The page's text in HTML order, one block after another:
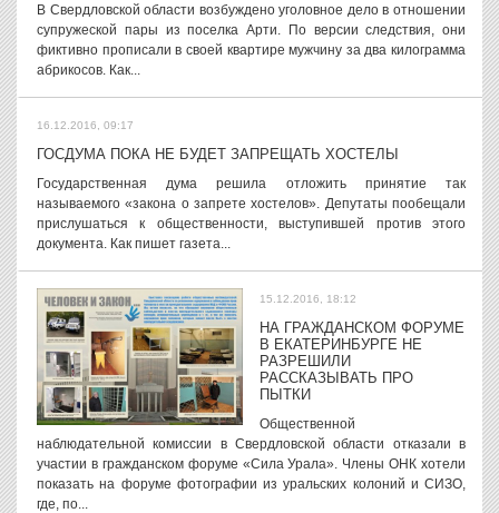
В Свердловской области возбуждено уголовное дело в отношении
супружеской пары из поселка Арти. По версии следствия, они
фиктивно прописали в своей квартире мужчину за два килограмма
абрикосов. Как...
16.12.2016, 09:17
ГОСДУМА ПОКА НЕ БУДЕТ ЗАПРЕЩАТЬ ХОСТЕЛЫ
Государственная дума решила отложить принятие так
называемого «закона о запрете хостелов». Депутаты пообещали
прислушаться к общественности, выступившей против этого
документа. Как пишет газета...
15.12.2016, 18:12
НА ГРАЖДАНСКОМ ФОРУМЕ
В ЕКАТЕРИНБУРГЕ НЕ
РАЗРЕШИЛИ
РАССКАЗЫВАТЬ ПРО
ПЫТКИ
Общественной
наблюдательной комиссии в Свердловской области отказали в
участии в гражданском форуме «Сила Урала». Члены ОНК хотели
показать на форуме фотографии из уральских колоний и СИЗО,
где, по...